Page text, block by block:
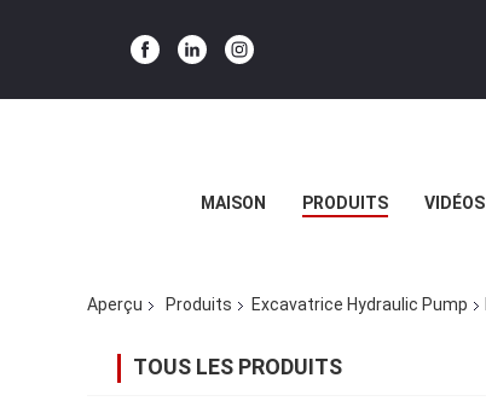
MAISON PRODUITS VIDÉOS
Aperçu Produits Excavatrice Hydraulic Pump
TOUS LES PRODUITS